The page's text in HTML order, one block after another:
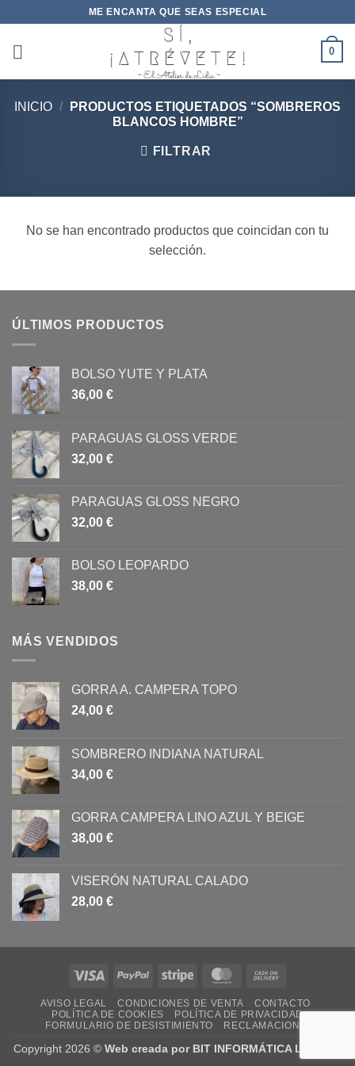
contenido
ME ENCANTA QUE SEAS ESPECIAL
0
INICIO /
PRODUCTOS ETIQUETADOS “SOMBREROS
BLANCOS HOMBRE”
FILTRAR
No se han encontrado productos que coincidan con tu
selección.
ÚLTIMOS PRODUCTOS
BOLSO YUTE Y PLATA
36,00 €
PARAGUAS GLOSS VERDE
32,00 €
PARAGUAS GLOSS NEGRO
32,00 €
BOLSO LEOPARDO
38,00 €
MÁS VENDIDOS
GORRA A. CAMPERA TOPO
24,00 €
SOMBRERO INDIANA NATURAL
34,00 €
GORRA CAMPERA LINO AZUL Y BEIGE
38,00 €
VISERÓN NATURAL CALADO
28,00 €
Visa PayPal Stripe MasterCard
Delivery
AVISO LEGAL CONDICIONES DE VENTA
CONTACTO
POLÍTICA DE COOKIES
POLÍTICA DE PRIVACIDAD
FORMULARIO DE DESISTIMIENTO
RECLAMACIONES
Copyright 2026 © Web creada por BIT INFORMÁTICA LODOSA